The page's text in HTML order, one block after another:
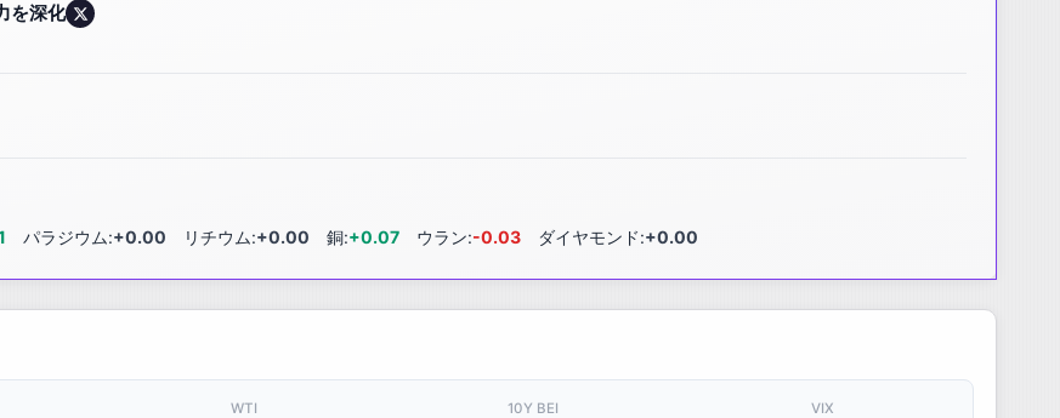
を深化
パラジウム:+0.00 リチウム:+0.00 銅:+0.07 ウラン:-0.03 ダイヤモンド:+0.00
WTI 10Y BEI VIX